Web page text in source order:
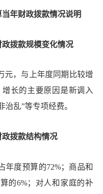
年财政拨款情况说明
政拨款规模变化情况
元，与上年度同期比较增
增长的主要原因是新调入
治乱”等专项经费。
政拨款结构情况
年度预算的72%；商品和
的6%；对人和家庭的补